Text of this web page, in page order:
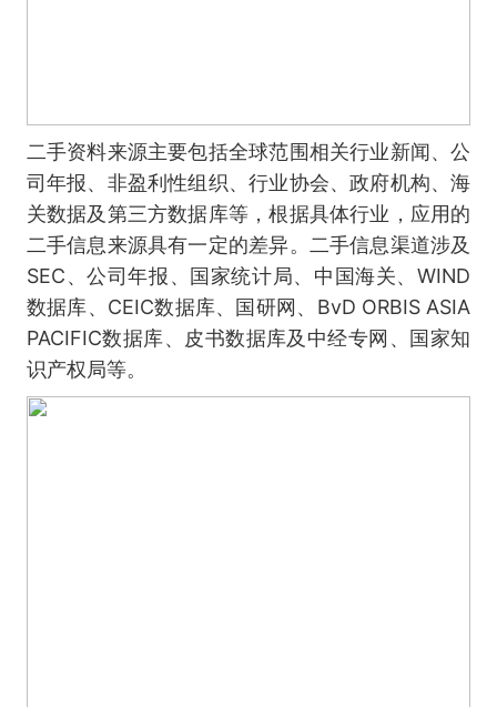
二手资料来源主要包括全球范围相关行业新闻、公
司年报、非盈利性组织、行业协会、政府机构、海
关数据及第三方数据库等，根据具体行业，应用的
二手信息来源具有一定的差异。二手信息渠道涉及
SEC、公司年报、国家统计局、中国海关、WIND
数据库、CEIC数据库、国研网、BvD ORBIS ASIA
PACIFIC数据库、皮书数据库及中经专网、国家知
识产权局等。